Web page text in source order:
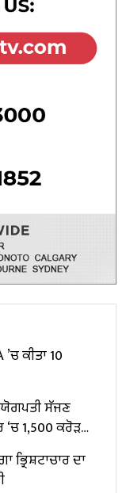
ਕੀਤਾ 10
ਸੱਜਣ
₹1,500 ਕਰੋੜ
ਦਾ